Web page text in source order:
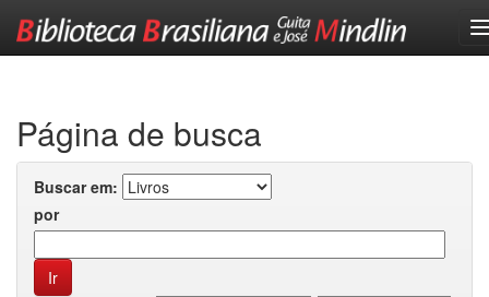
Página de busca
Buscar em:
por